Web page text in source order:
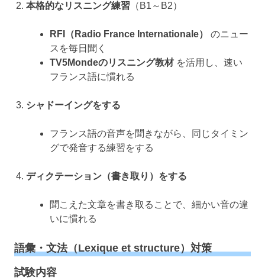
本格的なリスニング練習 （B1～B2）
RFI（Radio France Internationale）
のニュー
スを毎日聞く
TV5Mondeのリスニング教材を活用し、速い
フランス語に慣れる
シャドーイングをする
フランス語の音声を聞きながら、同じタイミン
グで発音する練習をする
ディクテーション（書き取り）をする
聞こえた文章を書き取ることで、細かい音の違
いに慣れる
語彙・文法（Lexique et structure）対策
試験内容